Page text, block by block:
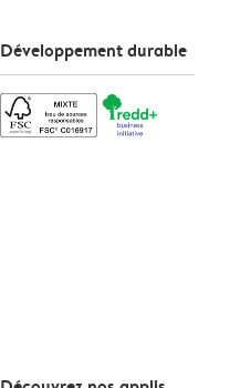
Développement durable